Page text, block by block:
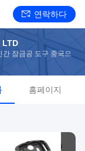
연락하다
간 잠금공 도구 중국으
홈페이지